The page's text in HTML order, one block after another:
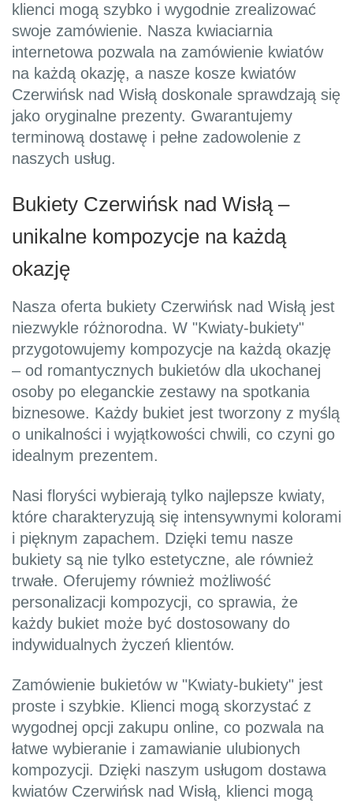
klienci mogą szybko i wygodnie zrealizować
swoje zamówienie. Nasza kwiaciarnia
internetowa pozwala na zamówienie kwiatów
na każdą okazję, a nasze kosze kwiatów
Czerwińsk nad Wisłą doskonale sprawdzają się
jako oryginalne prezenty. Gwarantujemy
terminową dostawę i pełne zadowolenie z
naszych usług.
Bukiety Czerwińsk nad Wisłą –
unikalne kompozycje na każdą
okazję
Nasza oferta bukiety Czerwińsk nad Wisłą jest
niezwykle różnorodna. W "Kwiaty-bukiety"
przygotowujemy kompozycje na każdą okazję
– od romantycznych bukietów dla ukochanej
osoby po eleganckie zestawy na spotkania
biznesowe. Każdy bukiet jest tworzony z myślą
o unikalności i wyjątkowości chwili, co czyni go
idealnym prezentem.
Nasi floryści wybierają tylko najlepsze kwiaty,
które charakteryzują się intensywnymi kolorami
i pięknym zapachem. Dzięki temu nasze
bukiety są nie tylko estetyczne, ale również
trwałe. Oferujemy również możliwość
personalizacji kompozycji, co sprawia, że
każdy bukiet może być dostosowany do
indywidualnych życzeń klientów.
Zamówienie bukietów w "Kwiaty-bukiety" jest
proste i szybkie. Klienci mogą skorzystać z
wygodnej opcji zakupu online, co pozwala na
łatwe wybieranie i zamawianie ulubionych
kompozycji. Dzięki naszym usługom dostawa
kwiatów Czerwińsk nad Wisłą, klienci mogą